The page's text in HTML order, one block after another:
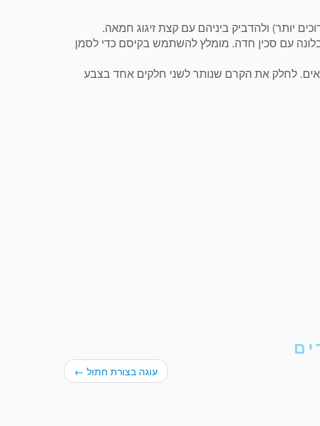
יותר) ולהדביק ביניהם עם קצת זיגוג חמאה.
עם סכין חדה. מומלץ להשתמש בקיסם כדי לסמן
לחלק את הקרם שנותר לשני חלקים אחד בצבע
עוגה בצורת חתול ←